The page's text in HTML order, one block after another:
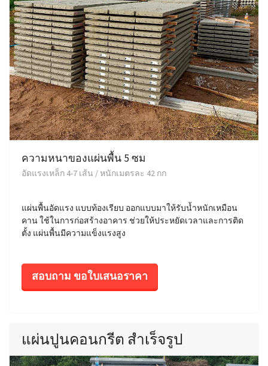
ความหนาของแผ่นพื้น 5 ซม
อัดแรงเหล็ก 4-7 เส้น / หนักเมตรละ 42 กก
แผ่นพื้นอัดแรง แบบท้องเรียบ ออกแบบมาให้รับน้ำหนักเหมือน
คาน ใช้ในการก่อสร้างอาคาร ช่วยให้ประหยัดเวลาและการติด
ตั้ง แผ่นพื้นมีความแข็งแรงสูง
สอบถาม ขอใบเสนอราคา
แผ่นปูนคอนกรีต สำเร็จรูป